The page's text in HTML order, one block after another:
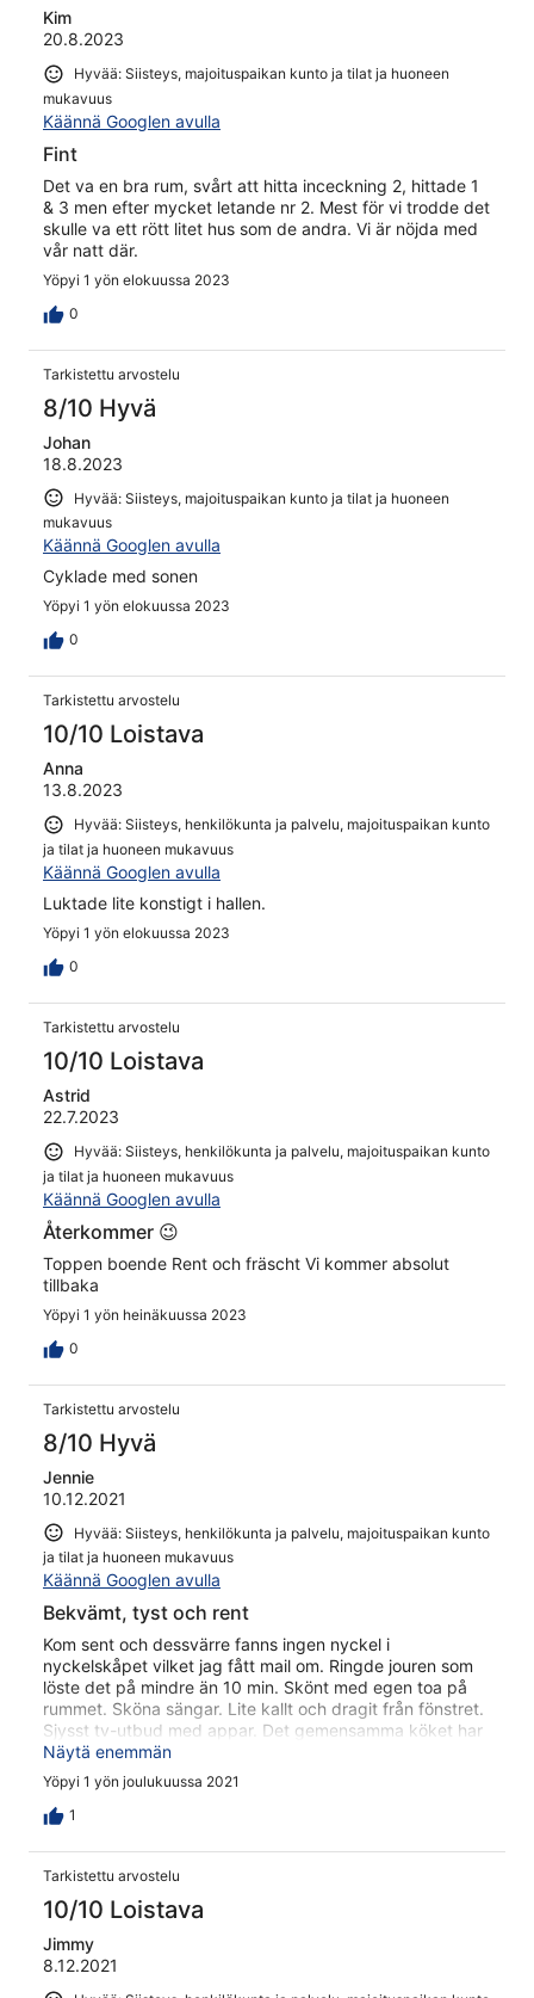
Kim
20.8.2023
Hyvää: Siisteys, majoituspaikan kunto ja tilat ja huoneen
mukavuus
Käännä Googlen avulla
Fint
Det va en bra rum, svårt att hitta inceckning 2, hittade 1
& 3 men efter mycket letande nr 2. Mest för vi trodde det
skulle va ett rött litet hus som de andra. Vi är nöjda med
vår natt där.
Yöpyi 1 yön elokuussa 2023
0
Tarkistettu arvostelu
8/10 Hyvä
Johan
18.8.2023
Hyvää: Siisteys, majoituspaikan kunto ja tilat ja huoneen
mukavuus
Käännä Googlen avulla
Cyklade med sonen
Yöpyi 1 yön elokuussa 2023
0
Tarkistettu arvostelu
10/10 Loistava
Anna
13.8.2023
Hyvää: Siisteys, henkilökunta ja palvelu, majoituspaikan kunto
ja tilat ja huoneen mukavuus
Käännä Googlen avulla
Luktade lite konstigt i hallen.
Yöpyi 1 yön elokuussa 2023
0
Tarkistettu arvostelu
10/10 Loistava
Astrid
22.7.2023
Hyvää: Siisteys, henkilökunta ja palvelu, majoituspaikan kunto
ja tilat ja huoneen mukavuus
Käännä Googlen avulla
Återkommer 😉
Toppen boende Rent och fräscht Vi kommer absolut
tillbaka
Yöpyi 1 yön heinäkuussa 2023
0
Tarkistettu arvostelu
8/10 Hyvä
Jennie
10.12.2021
Hyvää: Siisteys, henkilökunta ja palvelu, majoituspaikan kunto
ja tilat ja huoneen mukavuus
Käännä Googlen avulla
Bekvämt, tyst och rent
Kom sent och dessvärre fanns ingen nyckel i
nyckelskåpet vilket jag fått mail om. Ringde jouren som
löste det på mindre än 10 min. Skönt med egen toa på
rummet. Sköna sängar. Lite kallt och dragit från fönstret.
Sjysst tv-utbud med appar. Det gemensamma köket har
allt man kan önska. Nära servicecentret och lift.
Näytä enemmän
Yöpyi 1 yön joulukuussa 2021
1
Tarkistettu arvostelu
10/10 Loistava
Jimmy
8.12.2021